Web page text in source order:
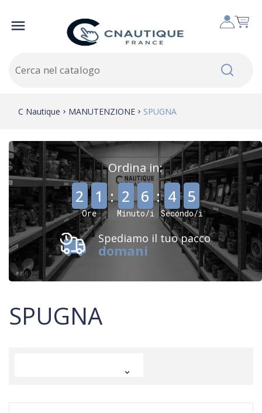

C Nautique MANUTENZIONE SPUGNA
Ordina in:
2 1 :
Ore
2 6 :
Minuto/i
, 4 5
Secondo/i
Spediamo il tuo pacco
domani
SPUGNA
